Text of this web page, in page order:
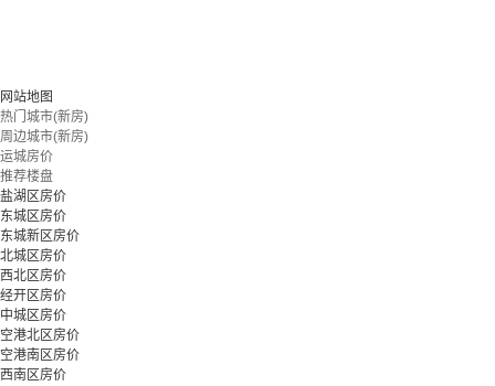
网站地图
热门城市(新房)
周边城市(新房)
运城房价
推荐楼盘
盐湖区房价
东城区房价
东城新区房价
北城区房价
西北区房价
经开区房价
中城区房价
空港北区房价
空港南区房价
西南区房价